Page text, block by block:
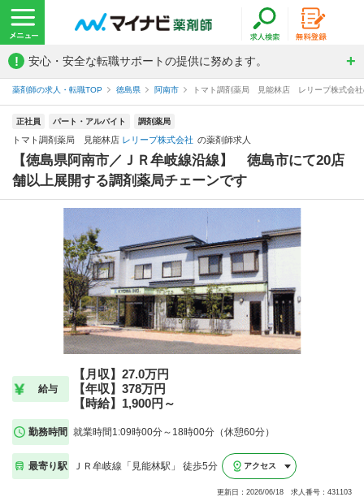
! 安心・安全な転職サポートの提供に努めます。
薬剤師の求人・転職TOP 徳島県 阿南市 トマト調剤薬局 見能林店 レリープ株式会社
正社員 パート・アルバイト 調剤薬局
トマト調剤薬局 見能林店 レリープ株式会社 の薬剤師求人
【徳島県阿南市／ＪＲ牟岐線沿線】 徳島市にて20店
舗以上展開する調剤薬局チェーンです
給与
【月収】27.0万円
【年収】378万円
【時給】1,900円～
勤務時間 就業時間1:09時00分～18時00分（休憩60分）
最寄り駅 ＪＲ牟岐線「見能林駅」 徒歩5分 アクセス
更新日：2026/06/18 求人番号：431103